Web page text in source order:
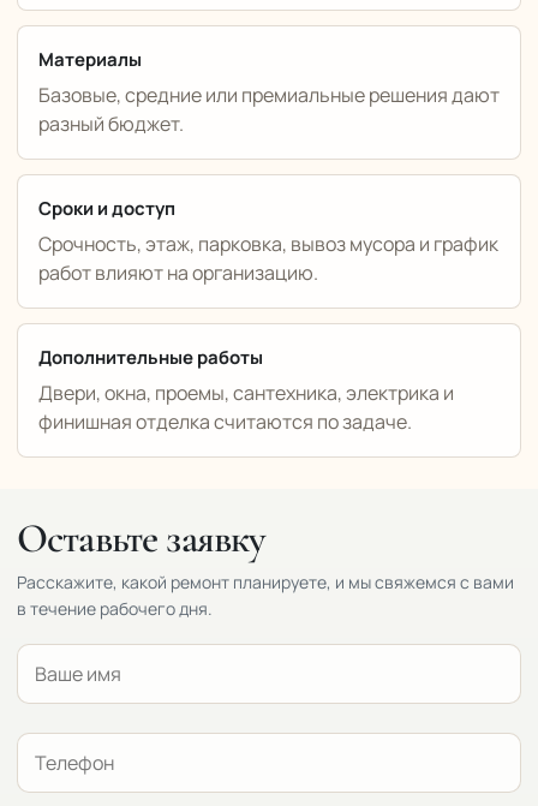
Материалы
Базовые, средние или премиальные решения дают
разный бюджет.
Сроки и доступ
Срочность, этаж, парковка, вывоз мусора и график
работ влияют на организацию.
Дополнительные работы
Двери, окна, проемы, сантехника, электрика и
финишная отделка считаются по задаче.
Оставьте заявку
Расскажите, какой ремонт планируете, и мы свяжемся с вами
в течение рабочего дня.